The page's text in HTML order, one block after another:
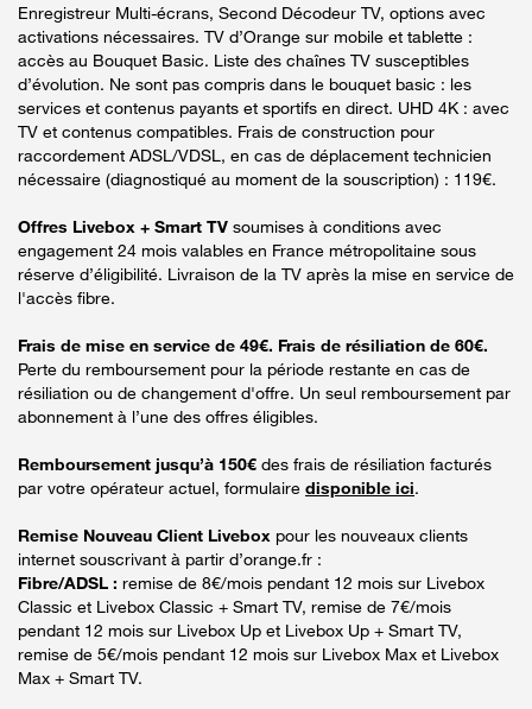
Enregistreur Multi-écrans, Second Décodeur TV, options avec
activations nécessaires. TV d’Orange sur mobile et tablette :
accès au Bouquet Basic. Liste des chaînes TV susceptibles
d’évolution. Ne sont pas compris dans le bouquet basic : les
services et contenus payants et sportifs en direct. UHD 4K : avec
TV et contenus compatibles. Frais de construction pour
raccordement ADSL/VDSL, en cas de déplacement technicien
nécessaire (diagnostiqué au moment de la souscription) : 119€.
Offres Livebox + Smart TV soumises à conditions avec
engagement 24 mois valables en France métropolitaine sous
réserve d’éligibilité. Livraison de la TV après la mise en service de
l'accès fibre.
Frais de mise en service de 49€. Frais de résiliation de 60€.
Perte du remboursement pour la période restante en cas de
résiliation ou de changement d'offre. Un seul remboursement par
abonnement à l’une des offres éligibles.
Remboursement jusqu’à 150€ des frais de résiliation facturés
par votre opérateur actuel, formulaire disponible ici.
Remise Nouveau Client Livebox pour les nouveaux clients
internet souscrivant à partir d’orange.fr :
Fibre/ADSL : remise de 8€/mois pendant 12 mois sur Livebox
Classic et Livebox Classic + Smart TV, remise de 7€/mois
pendant 12 mois sur Livebox Up et Livebox Up + Smart TV,
remise de 5€/mois pendant 12 mois sur Livebox Max et Livebox
Max + Smart TV.